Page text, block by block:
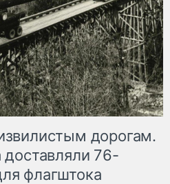
дорогам.
доставляли 76-
флагштока